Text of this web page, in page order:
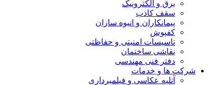
برق و الکترونیک
سقف کاذب
پیمانکاران و انبوه سازان
کفپوش
تاسیسات امنیتی و حفاظتی
نقاشی ساختمان
دفتر فنی مهندسی
شرکت ها و خدمات
آتلیه عکاسی و فیلمبرداری